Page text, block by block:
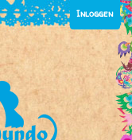
Inloggen